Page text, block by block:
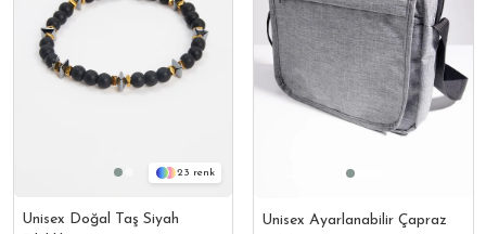
23
Unisex Doğal Taş Siyah
Unisex Ayarlanabilir Çapraz